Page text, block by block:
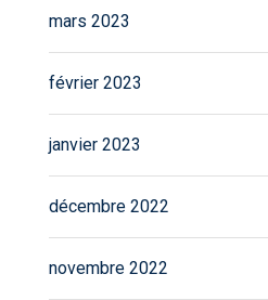
mars 2023
février 2023
janvier 2023
décembre 2022
novembre 2022